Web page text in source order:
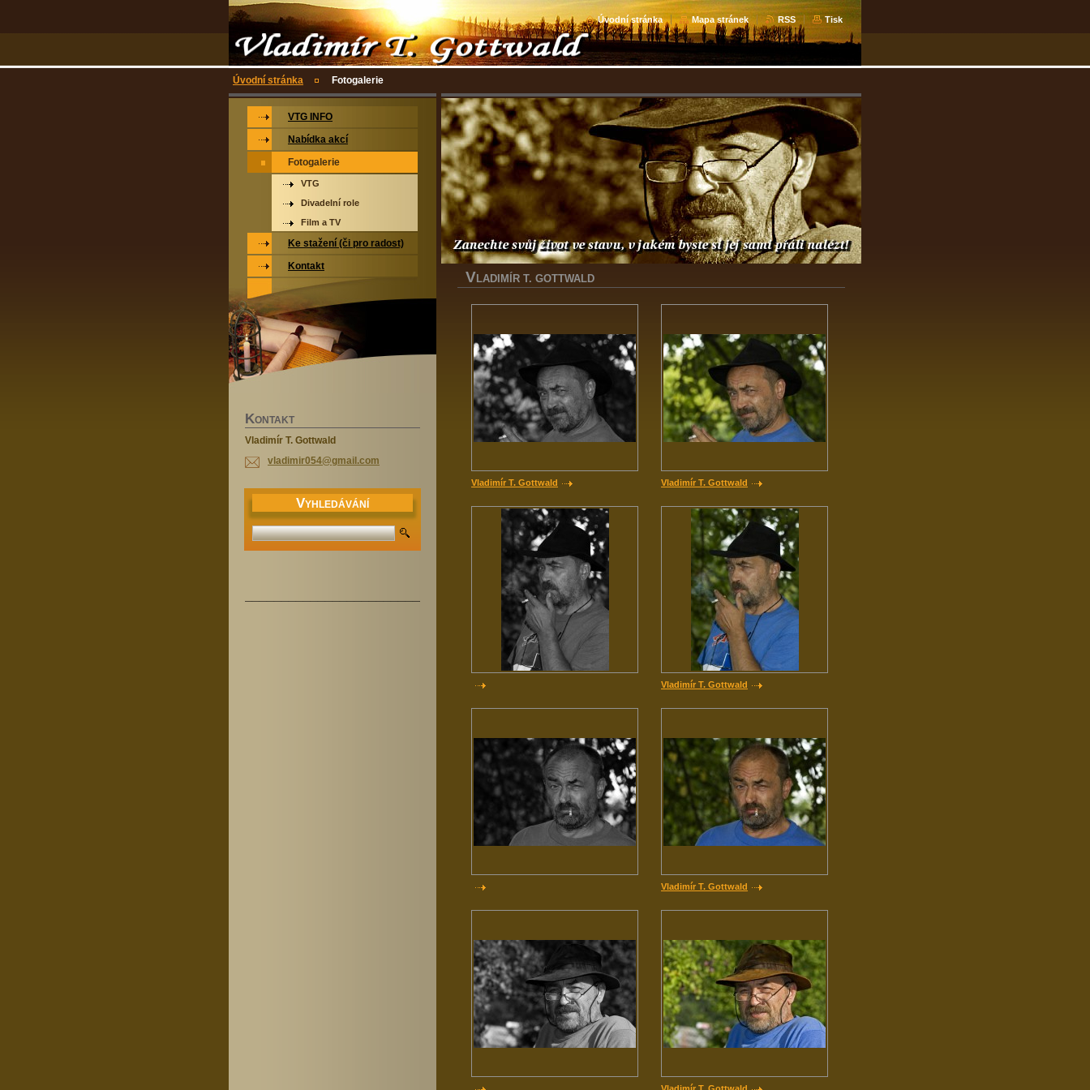
Úvodní stránka Mapa stránek RSS Tisk
Úvodní stránka Fotogalerie
VLADIMÍR T. GOTTWALD
Vladimír T. Gottwald Vladimír T. Gottwald
Vladimír T. Gottwald
Vladimír T. Gottwald
VTG INFO
Nabídka akcí
Fotogalerie
VTG
Divadelní role
Film a TV
Ke stažení (či pro radost)
Kontakt
KONTAKT
Vladimír T. Gottwald
vladimir054@gmai l.com
VYHLEDÁVÁNÍ
______________________________________